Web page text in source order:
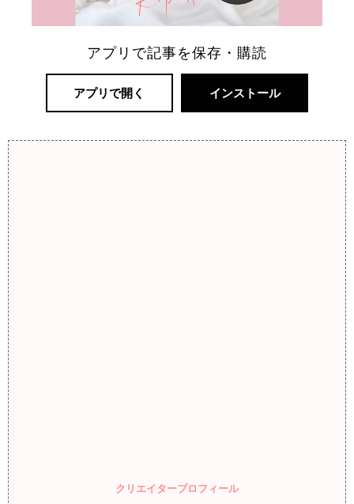
アプリで記事を保存・購読
アプリで開く インストール
クリエイタープロフィール